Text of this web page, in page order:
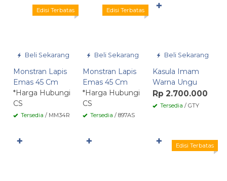
Beli Sekarang
Edisi Terbatas
Monstran Lapis
Emas 45 Cm
*Harga Hubungi
CS
Tersedia / MM34R
Beli Sekarang
Edisi Terbatas
Monstran Lapis
Emas 45 Cm
*Harga Hubungi
CS
Tersedia / 897AS
Beli Sekarang
Kasula Imam
Warna Ungu
Rp 2.700.000
Tersedia / GTY
✚
✚ ✚ Edisi Terbatas
✚